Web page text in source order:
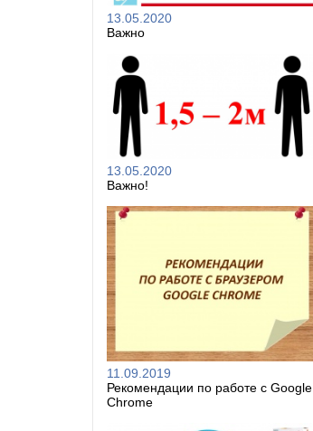
13.05.2020
Важно
13.05.2020
Важно!
11.09.2019
Рекомендации по работе с Google
Chrome